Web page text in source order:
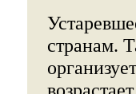
странам.